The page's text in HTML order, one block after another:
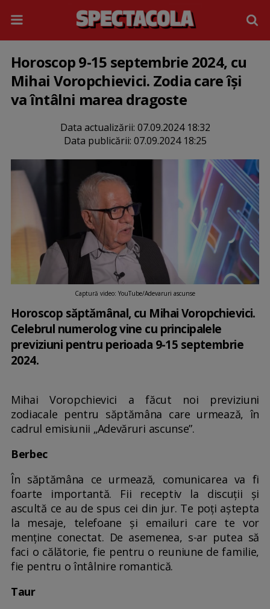
Horoscop 9-15 septembrie 2024, cu
Mihai Voropchievici. Zodia care își
va întâlni marea dragoste
Data actualizării: 07.09.2024 18:32
Data publicării: 07.09.2024 18:25
Captură video: YouTube/Adevaruri ascunse
Horoscop săptămânal, cu Mihai Voropchievici.
Celebrul numerolog vine cu principalele
previziuni pentru perioada 9-15 septembrie
2024.
Mihai Voropchievici a făcut noi previziuni
zodiacale pentru săptămâna care urmează, în
cadrul emisiunii „Adevăruri ascunse”.
Berbec
În săptămâna ce urmează, comunicarea va fi
foarte importantă. Fii receptiv la discuții și
ascultă ce au de spus cei din jur. Te poți aștepta
la mesaje, telefoane și emailuri care te vor
menține conectat. De asemenea, s-ar putea să
faci o călătorie, fie pentru o reuniune de familie,
fie pentru o întâlnire romantică.
Taur